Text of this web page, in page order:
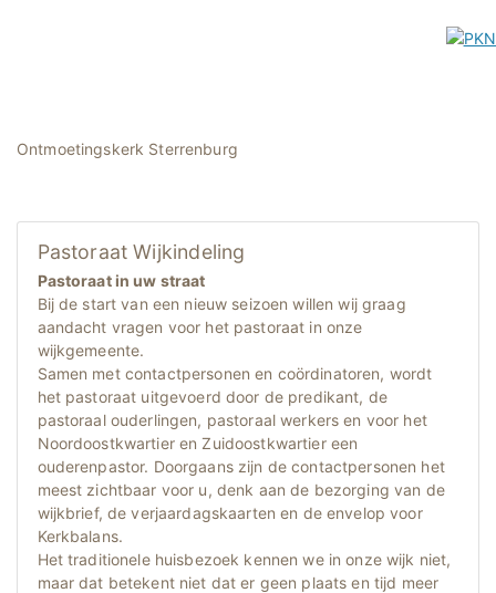
Ontmoetingskerk Sterrenburg
Pastoraat Wijkindeling
Pastoraat in uw straat
Bij de start van een nieuw seizoen willen wij graag
aandacht vragen voor het pastoraat in onze
wijkgemeente.
Samen met contactpersonen en coördinatoren, wordt
het pastoraat uitgevoerd door de predikant, de
pastoraal ouderlingen, pastoraal werkers en voor het
Noordoostkwartier en Zuidoostkwartier een
ouderenpastor. Doorgaans zijn de contactpersonen het
meest zichtbaar voor u, denk aan de bezorging van de
wijkbrief, de verjaardagskaarten en de envelop voor
Kerkbalans.
Het traditionele huisbezoek kennen we in onze wijk niet,
maar dat betekent niet dat er geen plaats en tijd meer